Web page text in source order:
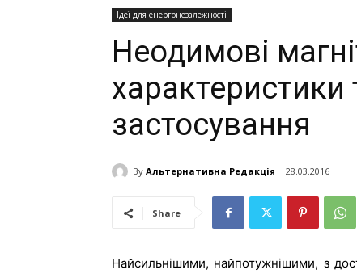
Ідеї для енергонезалежності
Неодимові
характеристики
застосування
By Альтернативна Редакція 28.03.2016
Share
Найсильнішими, найпотужнішими, з